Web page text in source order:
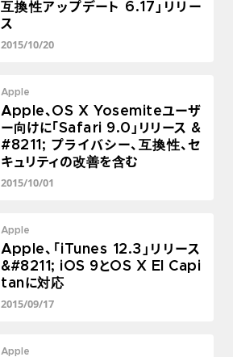
互換性アップデート 6.17」リリー
ス
2015/10/20
Apple
Apple、OS X Yosemiteユーザ
ー向けに「Safari 9.0」リリース &
#8211; プライバシー、互換性、セ
キュリティの改善を含む
2015/10/01
Apple
Apple、「iTunes 12.3」リリース
&#8211; iOS 9とOS X El Capi
tanに対応
2015/09/17
Apple